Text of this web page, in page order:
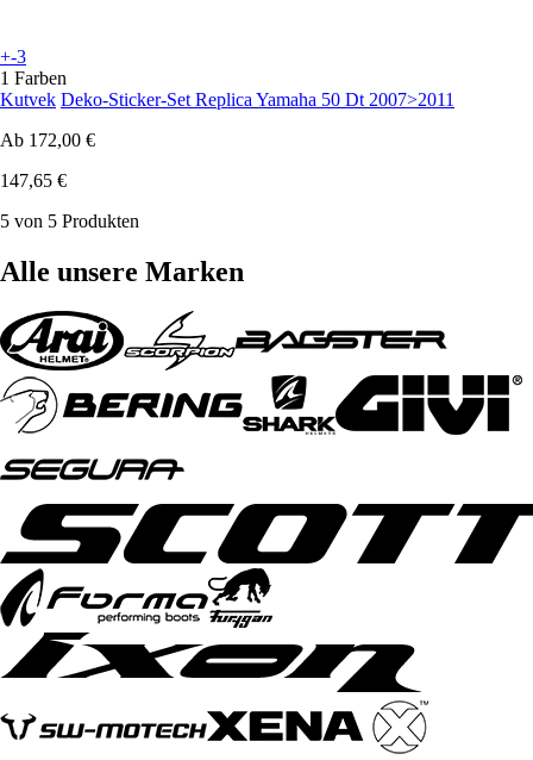
+-3
1 Farben
Kutvek Deko-Sticker-Set Replica Yamaha 50 Dt 2007>2011
Ab 172,00 €
147,65 €
5 von 5 Produkten
Alle unsere Marken